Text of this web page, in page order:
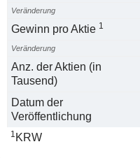
Veränderung
Gewinn pro Aktie 1
Veränderung
Anz. der Aktien (in
Tausend)
Datum der
Veröffentlichung
1 KRW